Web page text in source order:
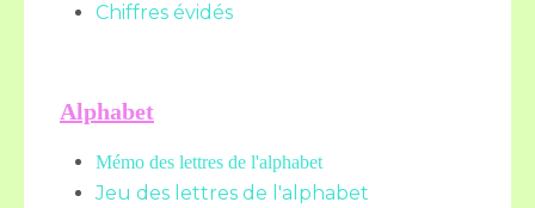
Chiffres évidés
Alphabet
Mémo des lettres de l'alphabet
Jeu des lettres de l'alphabet